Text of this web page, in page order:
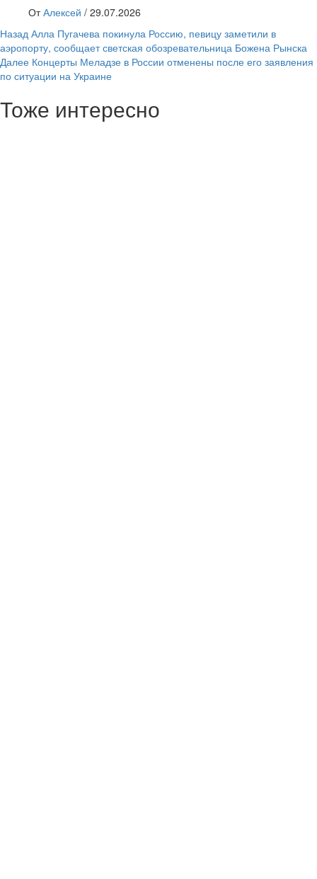
От Алексей / 29.07.2026
Навигация
записи
Назад Алла Пугачева покинула Россию, певицу заметили в
аэропорту, сообщает светская обозревательница Божена Рынска
Далее Концерты Меладзе в России отменены после его заявления
по ситуации на Украине
Тоже интересно